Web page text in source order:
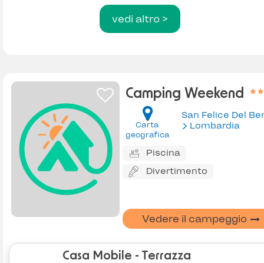
vedi altro >
Camping Weekend
Carta
geografica
Lombardia
Piscina
Divertimento
Vedere il campeggio
Casa Mobile - Terrazza